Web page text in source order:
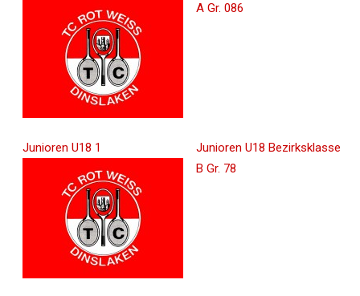
A Gr. 086
Junioren U18 1
Junioren U18 Bezirksklasse
B Gr. 78